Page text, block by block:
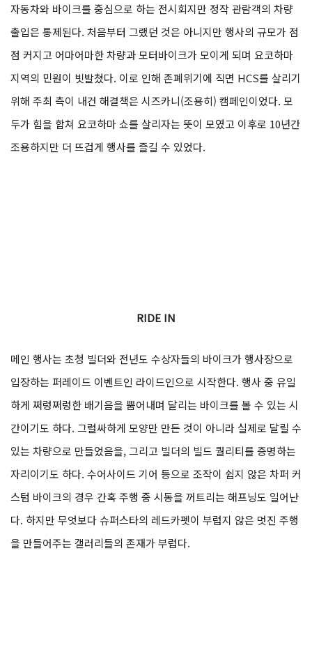
자동차와 바이크를 중심으로 하는 전시회지만 정작 관람객의 차량
출입은 통제된다. 처음부터 그랬던 것은 아니지만 행사의 규모가 점
점 커지고 어마어마한 차량과 모터바이크가 모이게 되며 요코하마
지역의 민원이 빗발쳤다. 이로 인해 존폐위기에 직면 HCS를 살리기
위해 주최 측이 내건 해결책은 시즈카니(조용히) 캠페인이었다. 모
두가 힘을 합쳐 요코하마 쇼를 살리자는 뜻이 모였고 이후로 10년간
조용하지만 더 뜨겁게 행사를 즐길 수 있었다.
RIDE IN
메인 행사는 초청 빌더와 전년도 수상자들의 바이크가 행사장으로
입장하는 퍼레이드 이벤트인 라이드인으로 시작한다. 행사 중 유일
하게 쩌렁쩌렁한 배기음을 뿜어내며 달리는 바이크를 볼 수 있는 시
간이기도 하다. 그럴싸하게 모양만 만든 것이 아니라 실제로 달릴 수
있는 차량으로 만들었음을, 그리고 빌더의 빌드 퀄리티를 증명하는
자리이기도 하다. 수어사이드 기어 등으로 조작이 쉽지 않은 차퍼 커
스텀 바이크의 경우 간혹 주행 중 시동을 꺼트리는 해프닝도 일어난
다. 하지만 무엇보다 슈퍼스타의 레드카펫이 부럽지 않은 멋진 주행
을 만들어주는 갤러리들의 존재가 부럽다.